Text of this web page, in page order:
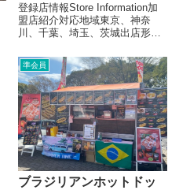
登録店情報Store Information加
盟店紹介対応地域東京、神奈
川、千葉、埼玉、茨城出店形態
売・取扱品目（参考数値です）
海鮮丼¥800〜¥1300 ポキ丼
¥1100魚河岸海鮮クッパ¥900ガ
ーリックシュリ...
準会員
ブラジリアンホットドッ